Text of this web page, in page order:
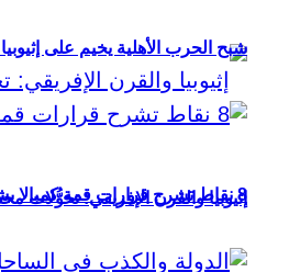
إثيوبيا والقرن الإفريقي: تحوُّلات
شبح الحرب الأهلية يخيم على
8 نقاط تشرح قرارات قمة كمبالا بشأن “بعثة أوصوم” في الصومال؟